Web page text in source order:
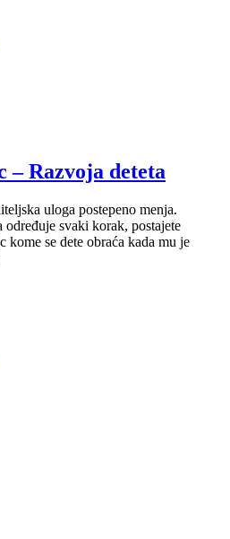
– Razvoja deteta
uloga postepeno menja.
određuje svaki korak, postajete
kome se dete obraća kada mu je